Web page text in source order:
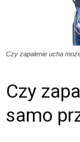
Czy zapalenie ucha
Czy
samo